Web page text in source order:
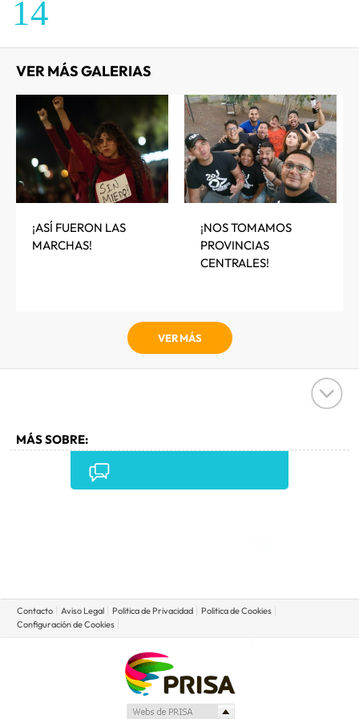
14
VER MÁS GALERIAS
¡ASÍ FUERON LAS
MARCHAS!
¡NOS TOMAMOS
PROVINCIAS
CENTRALES!
VER MÁS
MÁS SOBRE:
•BIODIVERSIDAD•CENTROAMÉRICA•
LATINOAMÉRICA•
•MEDIO AMBIENTE•
Contacto Aviso Legal Politica de Privacidad
Politica de Cookies
Configuración de Cookies